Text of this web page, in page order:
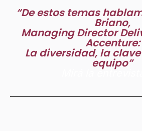
“De estos temas
Briano,
Managing Director
Accenture:
La diversidad, la
equipo”
Mirá la